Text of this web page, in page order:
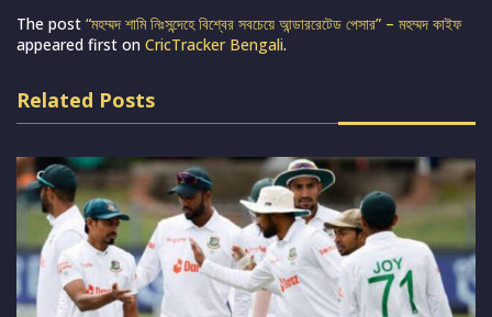
The post “মহম্মদ শামি নিঃসন্দেহে বিশ্বের সবচেয়ে আন্ডাররেটেড পেসার” – মহম্মদ কাইফ
appeared first on CricTracker Bengali.
Related Posts